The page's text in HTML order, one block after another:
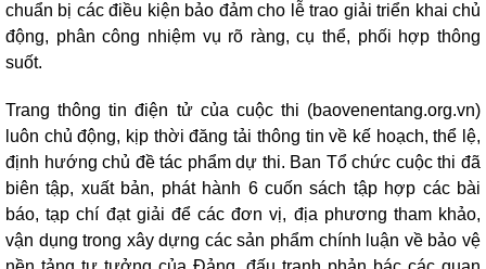
chuẩn bị các điều kiện bảo đảm cho lễ trao giải triển khai chủ
động, phân công nhiệm vụ rõ ràng, cụ thể, phối hợp thông
suốt.
Trang thông tin điện tử của cuộc thi (baovenentang.org.vn)
luôn chủ động, kịp thời đăng tải thông tin về kế hoạch, thể lệ,
định hướng chủ đề tác phẩm dự thi. Ban Tổ chức cuộc thi đã
biên tập, xuất bản, phát hành 6 cuốn sách tập hợp các bài
báo, tạp chí đạt giải để các đơn vị, địa phương tham khảo,
vận dụng trong xây dựng các sản phẩm chính luận về bảo vệ